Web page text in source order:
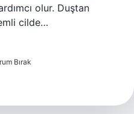
olur. Duştan
cilde…
Bırak